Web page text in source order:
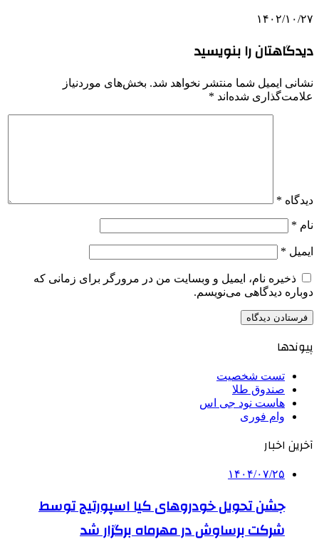
۱۴۰۲/۱۰/۲۷
دیدگاهتان را بنویسید
نشانی ایمیل شما منتشر نخواهد شد. بخش‌های موردنیاز
علامت‌گذاری شده‌اند *
دیدگاه *
نام *
ایمیل *
ذخیره نام، ایمیل و وبسایت من در مرورگر برای زمانی که
دوباره دیدگاهی می‌نویسم.
پیوندها
تست شخصیت
صندوق طلا
هاست نود جی اس
وام فوری
آخرین اخبار
۱۴۰۴/۰۷/۲۵
جشن تحویل خودروهای کیا اسپورتیج توسط
شرکت برساوش در مهرماه برگزار شد